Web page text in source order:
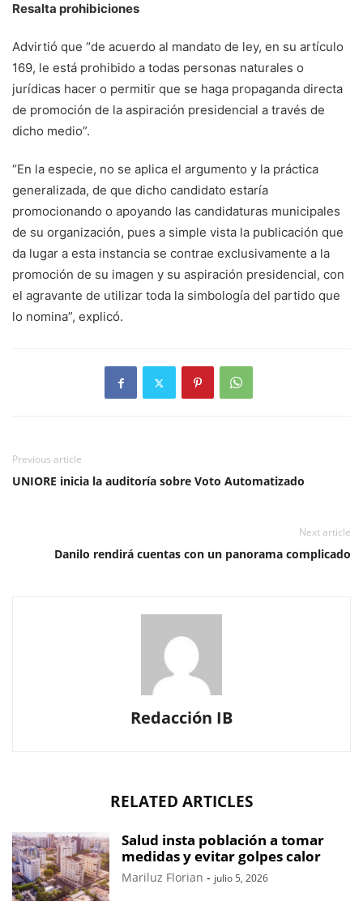
Resalta prohibiciones
Advirtió que “de acuerdo al mandato de ley, en su artículo
169, le está prohibido a todas personas naturales o
jurídicas hacer o permitir que se haga propaganda directa
de promoción de la aspiración presidencial a través de
dicho medio”.
“En la especie, no se aplica el argumento y la práctica
generalizada, de que dicho candidato estaría
promocionando o apoyando las candidaturas municipales
de su organización, pues a simple vista la publicación que
da lugar a esta instancia se contrae exclusivamente a la
promoción de su imagen y su aspiración presidencial, con
el agravante de utilizar toda la simbología del partido que
lo nomina”, explicó.
Previous article
UNIORE inicia la auditoría sobre Voto Automatizado
Next article
Danilo rendirá cuentas con un panorama complicado
Redacción IB
RELATED ARTICLES
Salud insta población a tomar
medidas y evitar golpes calor
Mariluz Florian - julio 5, 2026